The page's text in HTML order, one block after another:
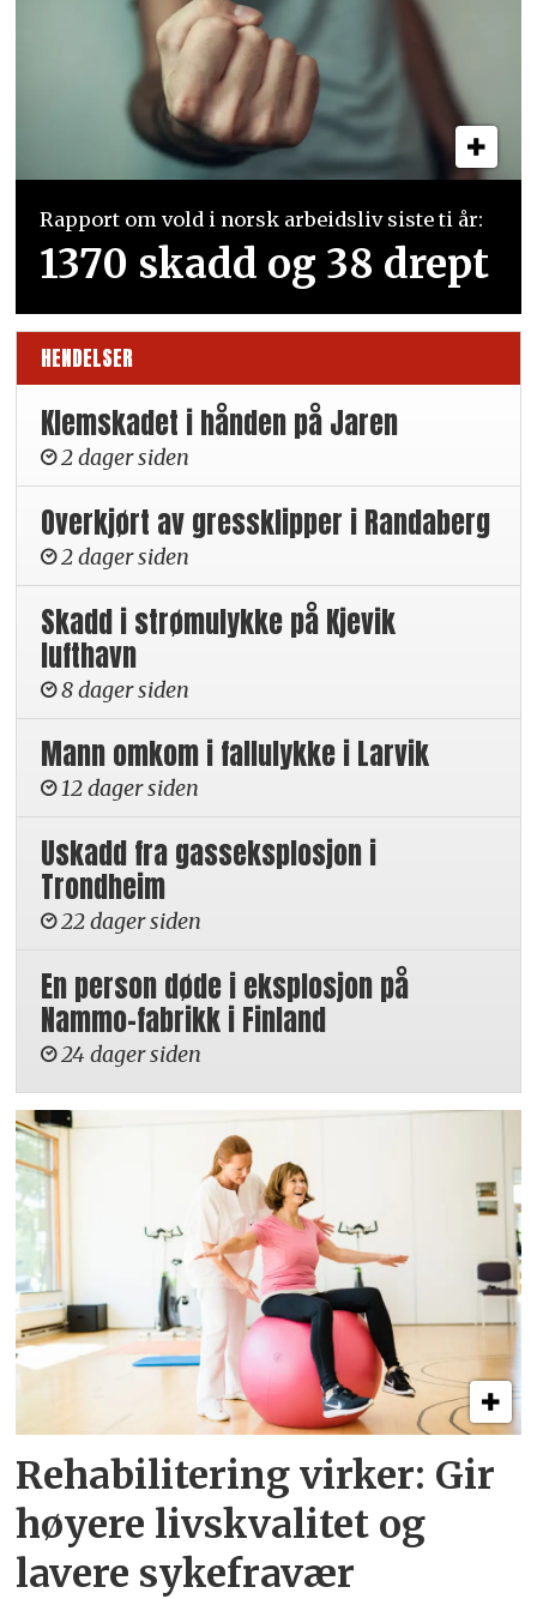
Rapport om vold i norsk arbeidsliv siste ti år:
1370 skadd og 38 drept
HENDELSER
Klemskadet i hånden på Jaren
2 dager siden
Overkjørt av gressklipper i Randaberg
2 dager siden
Skadd i strømulykke på Kjevik
lufthavn
8 dager siden
Mann omkom i fallulykke i Larvik
12 dager siden
Uskadd fra gasseksplosjon i
Trondheim
22 dager siden
En person døde i eksplosjon på
Nammo-fabrikk i Finland
24 dager siden
Rehabilitering virker: Gir
høyere livskvalitet og
lavere sykefravær